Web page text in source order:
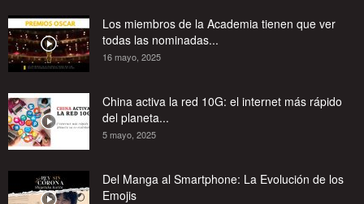
Los miembros de la Academia tienen que ver
todas las nominadas...
16 mayo, 2025
China activa la red 10G: el internet más rápido
del planeta...
5 mayo, 2025
Del Manga al Smartphone: La Evolución de los
Emojis